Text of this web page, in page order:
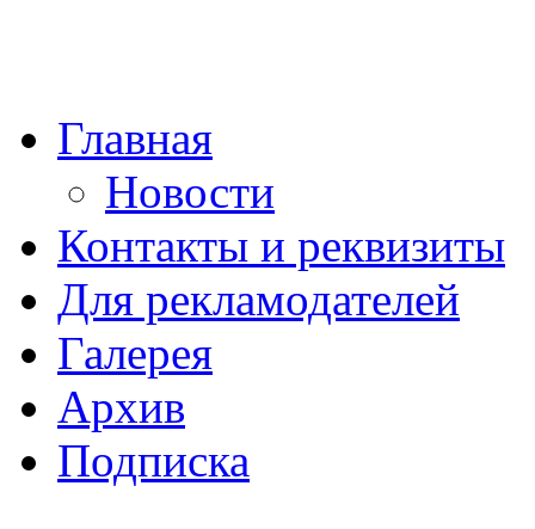
Главная
Новости
Контакты и реквизиты
Для рекламодателей
Галерея
Архив
Подписка